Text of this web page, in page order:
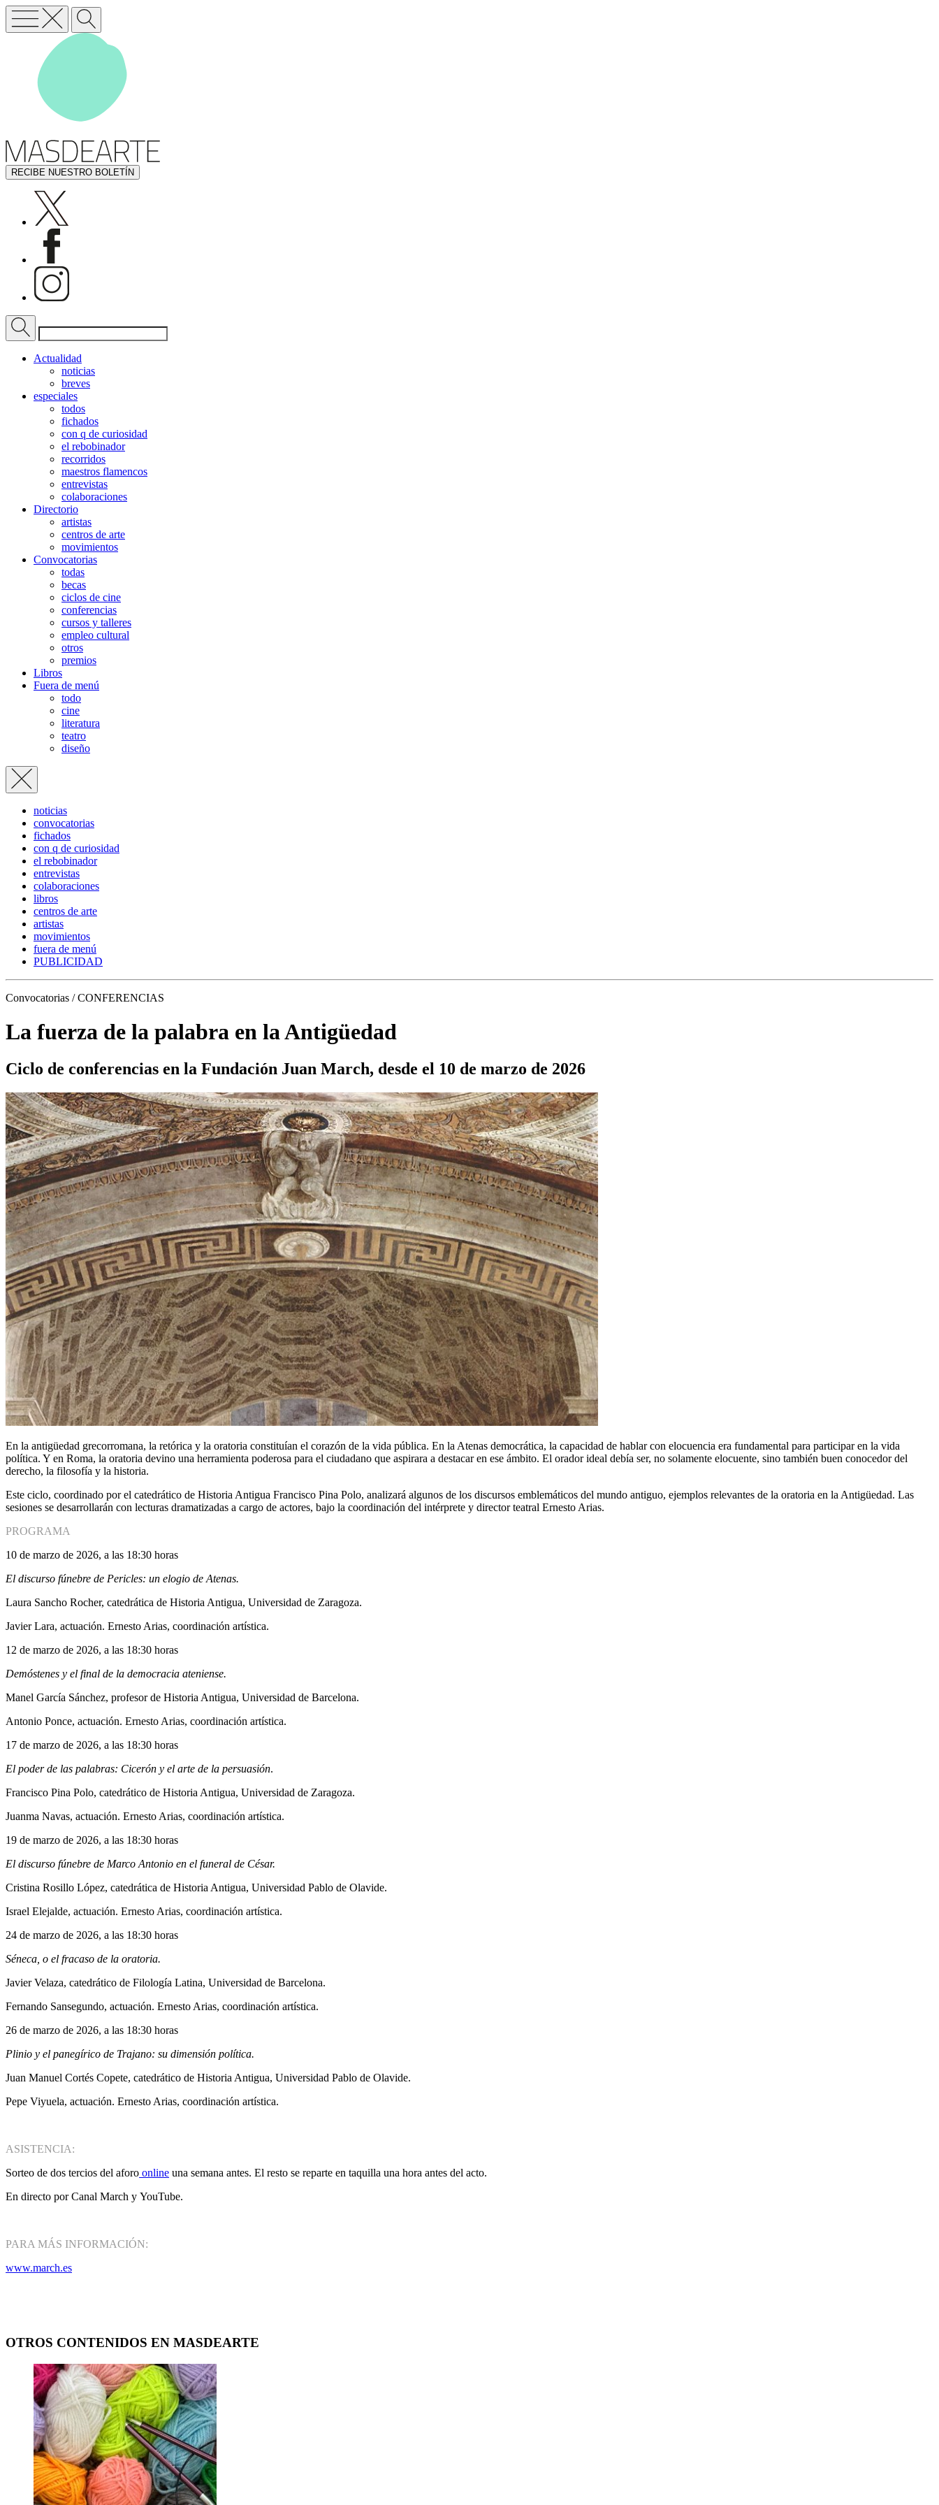
RECIBE NUESTRO BOLETÍN
Actualidad
noticias
breves
especiales
todos
fichados
con q de curiosidad
el rebobinador
recorridos
maestros flamencos
entrevistas
colaboraciones
Directorio
artistas
centros de arte
movimientos
Convocatorias
todas
becas
ciclos de cine
conferencias
cursos y talleres
empleo cultural
otros
premios
Libros
Fuera de menú
todo
cine
literatura
teatro
diseño
noticias
convocatorias
fichados
con q de curiosidad
el rebobinador
entrevistas
colaboraciones
libros
centros de arte
artistas
movimientos
fuera de menú
PUBLICIDAD
Convocatorias / CONFERENCIAS
La fuerza de la palabra en la Antigüedad
Ciclo de conferencias en la Fundación Juan March, desde el 10 de marzo de 2026
En la antigüedad grecorromana, la retórica y la oratoria constituían el corazón de la vida pública. En la Atenas democrática, la capacidad de hablar con elocuencia era fundamental para participar en la vida
política. Y en Roma, la oratoria devino una herramienta poderosa para el ciudadano que aspirara a destacar en ese ámbito. El orador ideal debía ser, no solamente elocuente, sino también buen conocedor del
derecho, la filosofía y la historia.
Este ciclo, coordinado por el catedrático de Historia Antigua Francisco Pina Polo, analizará algunos de los discursos emblemáticos del mundo antiguo, ejemplos relevantes de la oratoria en la Antigüedad. Las
sesiones se desarrollarán con lecturas dramatizadas a cargo de actores, bajo la coordinación del intérprete y director teatral Ernesto Arias.
PROGRAMA
10 de marzo de 2026, a las 18:30 horas
El discurso fúnebre de Pericles: un elogio de Atenas.
Laura Sancho Rocher, catedrática de Historia Antigua, Universidad de Zaragoza.
Javier Lara, actuación. Ernesto Arias, coordinación artística.
12 de marzo de 2026, a las 18:30 horas
Demóstenes y el final de la democracia ateniense.
Manel García Sánchez, profesor de Historia Antigua, Universidad de Barcelona.
Antonio Ponce, actuación. Ernesto Arias, coordinación artística.
17 de marzo de 2026, a las 18:30 horas
El poder de las palabras: Cicerón y el arte de la persuasión.
Francisco Pina Polo, catedrático de Historia Antigua, Universidad de Zaragoza.
Juanma Navas, actuación. Ernesto Arias, coordinación artística.
19 de marzo de 2026, a las 18:30 horas
El discurso fúnebre de Marco Antonio en el funeral de César.
Cristina Rosillo López, catedrática de Historia Antigua, Universidad Pablo de Olavide.
Israel Elejalde, actuación. Ernesto Arias, coordinación artística.
24 de marzo de 2026, a las 18:30 horas
Séneca, o el fracaso de la oratoria.
Javier Velaza, catedrático de Filología Latina, Universidad de Barcelona.
Fernando Sansegundo, actuación. Ernesto Arias, coordinación artística.
26 de marzo de 2026, a las 18:30 horas
Plinio y el panegírico de Trajano: su dimensión política.
Juan Manuel Cortés Copete, catedrático de Historia Antigua, Universidad Pablo de Olavide.
Pepe Viyuela, actuación. Ernesto Arias, coordinación artística.
ASISTENCIA:
Sorteo de dos tercios del aforo online una semana antes. El resto se reparte en taquilla una hora antes del acto.
En directo por Canal March y YouTube.
PARA MÁS INFORMACIÓN:
www.march.es
OTROS CONTENIDOS EN MASDEARTE